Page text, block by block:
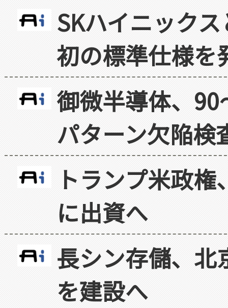
SKハイニック
初の標準仕様を
御微半導体、
パターン欠陥検
トランプ米政
に出資へ
長シン存儲、北
を建設へ